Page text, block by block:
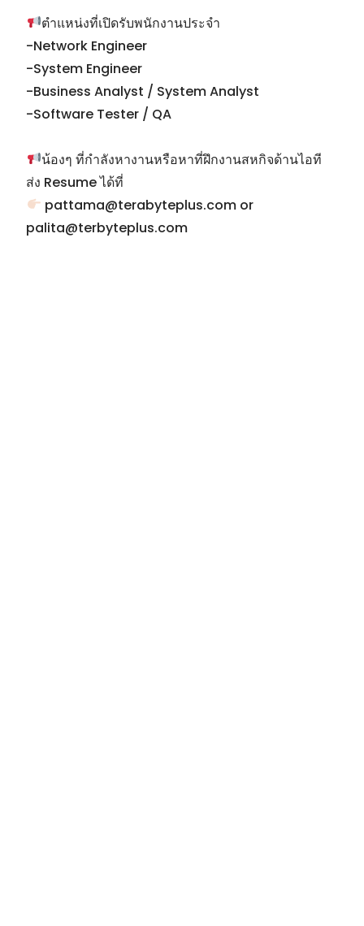
ตำแหน่งที่เปิดรับพนักงานประจำ
-Network Engineer
-System Engineer
-Business Analyst / System Analyst
น้องๆ ที่กำลังหางานหรือหาที่ฝึกงานสหกิจด้านไอที
ส่ง Resume ได้ที่
pattama@terabyteplus.com or